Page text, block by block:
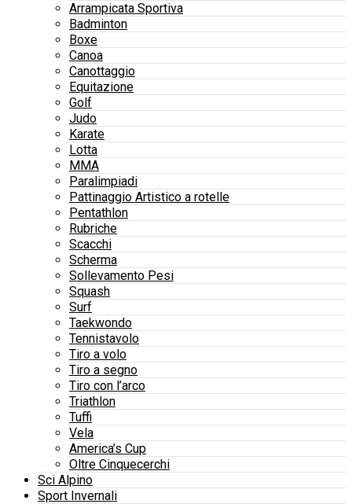
Arrampicata Sportiva
Badminton
Boxe
Canoa
Canottaggio
Equitazione
Golf
Judo
Karate
Lotta
MMA
Paralimpiadi
Pattinaggio Artistico a rotelle
Pentathlon
Rubriche
Scacchi
Scherma
Sollevamento Pesi
Squash
Surf
Taekwondo
Tennistavolo
Tiro a volo
Tiro a segno
Tiro con l’arco
Triathlon
Tuffi
Vela
America’s Cup
Oltre Cinquecerchi
Sci Alpino
Sport Invernali